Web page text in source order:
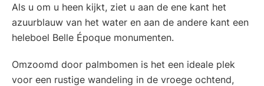
Als u om u heen kijkt, ziet u aan de ene kant het
azuurblauw van het water en aan de andere kant een
heleboel Belle Époque monumenten.
Omzoomd door palmbomen is het een ideale plek
voor een rustige wandeling in de vroege ochtend,